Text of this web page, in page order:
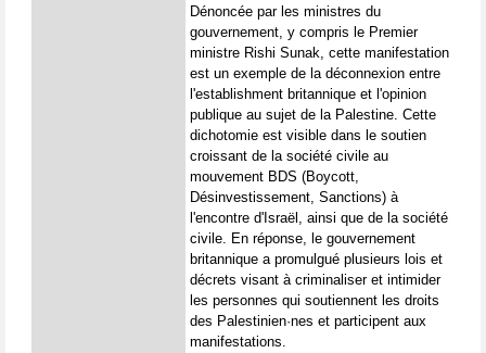
Dénoncée par les ministres du
gouvernement, y compris le Premier
ministre Rishi Sunak, cette manifestation
est un exemple de la déconnexion entre
l'establishment britannique et l'opinion
publique au sujet de la Palestine. Cette
dichotomie est visible dans le soutien
croissant de la société civile au
mouvement BDS (Boycott,
Désinvestissement, Sanctions) à
l'encontre d'Israël, ainsi que de la société
civile. En réponse, le gouvernement
britannique a promulgué plusieurs lois et
décrets visant à criminaliser et intimider
les personnes qui soutiennent les droits
des Palestinien·nes et participent aux
manifestations.